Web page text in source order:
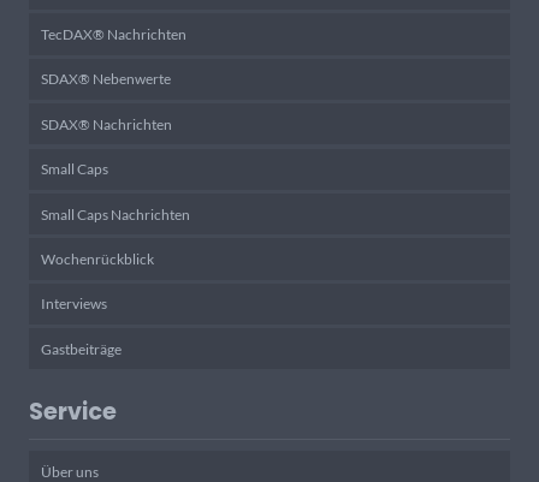
TecDAX® Nachrichten
SDAX® Nebenwerte
SDAX® Nachrichten
Small Caps
Small Caps Nachrichten
Wochenrückblick
Interviews
Gastbeiträge
Service
Über uns